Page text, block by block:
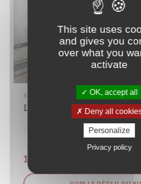
STUDIO
LES LILAS (93260)
15 m²
130 000 €
This site uses
and gives you
over what you
activate
OK, accept all
Deny all
Personalize
Privacy policy